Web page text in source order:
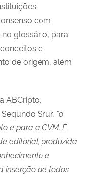
com
glossário, para
e
de origem, além
ABCripto,
Srur, "o
e para a CVM. É
editorial, produzida
e
inserção de todos